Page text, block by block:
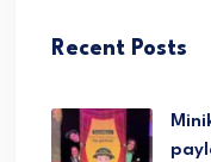
Recent Posts